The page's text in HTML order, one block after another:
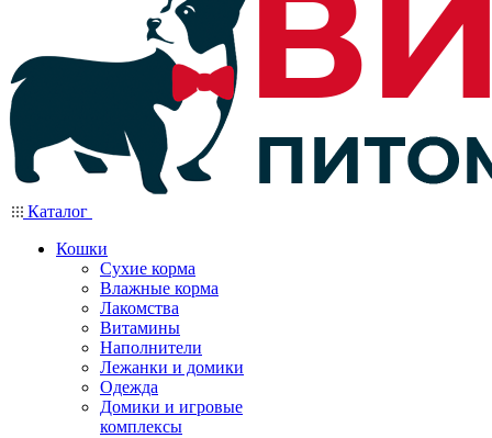
Каталог
Кошки
Сухие корма
Влажные корма
Лакомства
Витамины
Наполнители
Лежанки и домики
Одежда
Домики и игровые
комплексы